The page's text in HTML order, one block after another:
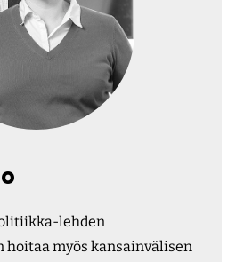
lehden
hoitaa myös kansainvälisen